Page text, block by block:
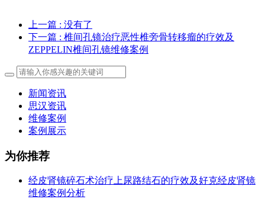
上一篇 : 没有了
下一篇 : 椎间孔镜治疗恶性椎旁骨转移瘤的疗效及
ZEPPELIN椎间孔镜维修案例
新闻资讯
思汉资讯
维修案例
案例展示
为你推荐
经皮肾镜碎石术治疗上尿路结石的疗效及好克经皮肾镜
维修案例分析